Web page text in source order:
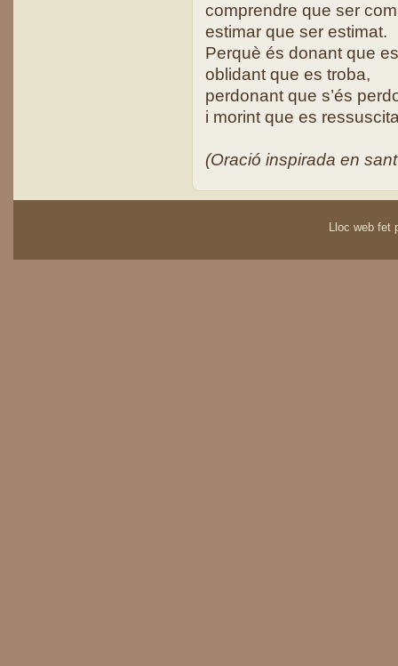
comprendre que ser
estimar que ser estimat.
Perquè és donant que
oblidant que es troba,
perdonant que s’és
i morint que es
(Oració inspirada en
Lloc web fet